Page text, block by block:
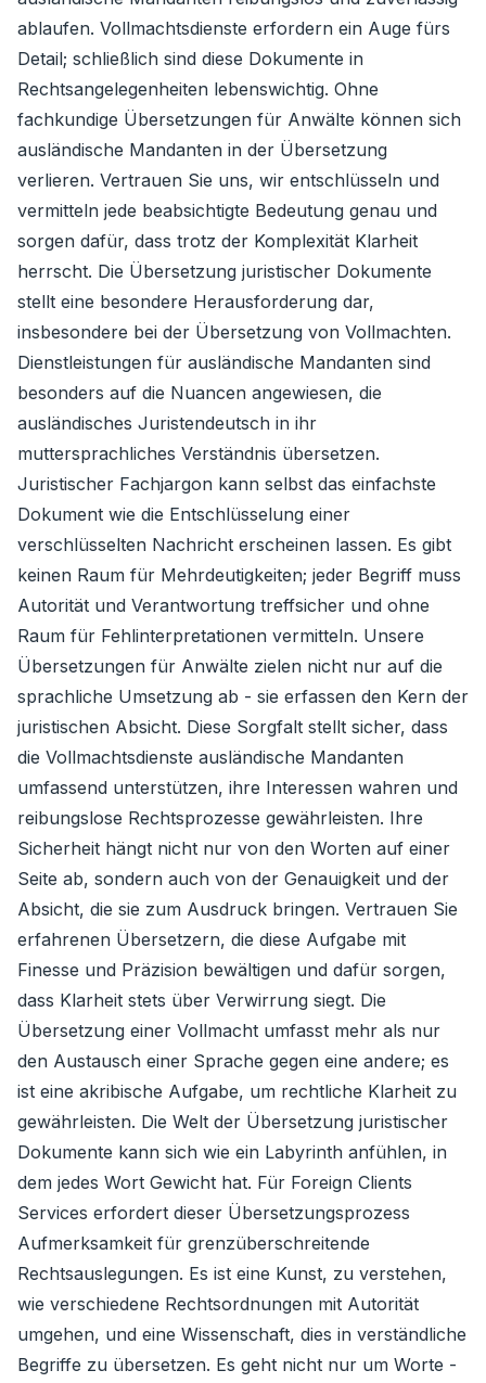
ablaufen. Vollmachtsdienste erfordern ein Auge fürs
Detail; schließlich sind diese Dokumente in
Rechtsangelegenheiten lebenswichtig. Ohne
fachkundige Übersetzungen für Anwälte können sich
ausländische Mandanten in der Übersetzung
verlieren. Vertrauen Sie uns, wir entschlüsseln und
vermitteln jede beabsichtigte Bedeutung genau und
sorgen dafür, dass trotz der Komplexität Klarheit
herrscht. Die Übersetzung juristischer Dokumente
stellt eine besondere Herausforderung dar,
insbesondere bei der Übersetzung von Vollmachten.
Dienstleistungen für ausländische Mandanten sind
besonders auf die Nuancen angewiesen, die
ausländisches Juristendeutsch in ihr
muttersprachliches Verständnis übersetzen.
Juristischer Fachjargon kann selbst das einfachste
Dokument wie die Entschlüsselung einer
verschlüsselten Nachricht erscheinen lassen. Es gibt
keinen Raum für Mehrdeutigkeiten; jeder Begriff muss
Autorität und Verantwortung treffsicher und ohne
Raum für Fehlinterpretationen vermitteln. Unsere
Übersetzungen für Anwälte zielen nicht nur auf die
sprachliche Umsetzung ab - sie erfassen den Kern der
juristischen Absicht. Diese Sorgfalt stellt sicher, dass
die Vollmachtsdienste ausländische Mandanten
umfassend unterstützen, ihre Interessen wahren und
reibungslose Rechtsprozesse gewährleisten. Ihre
Sicherheit hängt nicht nur von den Worten auf einer
Seite ab, sondern auch von der Genauigkeit und der
Absicht, die sie zum Ausdruck bringen. Vertrauen Sie
erfahrenen Übersetzern, die diese Aufgabe mit
Finesse und Präzision bewältigen und dafür sorgen,
dass Klarheit stets über Verwirrung siegt. Die
Übersetzung einer Vollmacht umfasst mehr als nur
den Austausch einer Sprache gegen eine andere; es
ist eine akribische Aufgabe, um rechtliche Klarheit zu
gewährleisten. Die Welt der Übersetzung juristischer
Dokumente kann sich wie ein Labyrinth anfühlen, in
dem jedes Wort Gewicht hat. Für Foreign Clients
Services erfordert dieser Übersetzungsprozess
Aufmerksamkeit für grenzüberschreitende
Rechtsauslegungen. Es ist eine Kunst, zu verstehen,
wie verschiedene Rechtsordnungen mit Autorität
umgehen, und eine Wissenschaft, dies in verständliche
Begriffe zu übersetzen. Es geht nicht nur um Worte -